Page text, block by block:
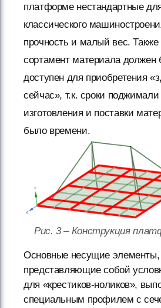
платформе нестандартные
классического
прочность и малый вес. Также
сортамент материала должен
доступен для приобретения
сейчас», т.к. сроки
изготовления и поставки
было времени.
Рис. 3 – Конструкция
Основные несущие элементы,
представляющие собой
для «крестиков-ноликов»,
специальным профилем с